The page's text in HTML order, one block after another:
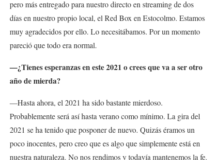
pero más entregado para nuestro directo en streaming de dos
días en nuestro propio local, el Red Box en Estocolmo. Estamos
muy agradecidos por ello. Lo necesitábamos. Por un momento
pareció que todo era normal.
—¿Tienes esperanzas en este 2021 o crees que va a ser otro
año de mierda?
—Hasta ahora, el 2021 ha sido bastante mierdoso.
Probablemente será así hasta verano como mínimo. La gira del
2021 se ha tenido que posponer de nuevo. Quizás éramos un
poco inocentes, pero creo que es algo que simplemente está en
nuestra naturaleza. No nos rendimos y todavía mantenemos la fe.